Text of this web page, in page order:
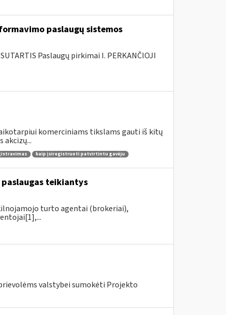
paslaugų sistemos
Paslaugų pirkimai I. PERKANČIOJI
komerciniams tikslams gauti iš kitų
akcizų...
kaip įsiregistruoti patvirtintu gavėju
teikiantys
turto agentai (brokeriai),
valstybei sumokėti Projekto